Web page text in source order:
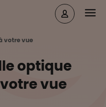
votre vue
optique
vue